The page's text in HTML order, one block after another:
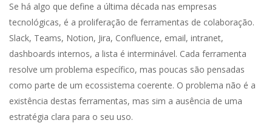
Se há algo que define a última década nas empresas
tecnológicas, é a proliferação de ferramentas de colaboração.
Slack, Teams, Notion, Jira, Confluence, email, intranet,
dashboards internos, a lista é interminável. Cada ferramenta
resolve um problema específico, mas poucas são pensadas
como parte de um ecossistema coerente. O problema não é a
existência destas ferramentas, mas sim a ausência de uma
estratégia clara para o seu uso.